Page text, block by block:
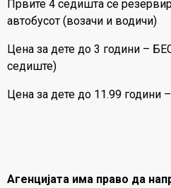
Првите 4 седишта се
автобусот (возачи и водичи)
Цена за дете до 3 години –
седиште)
Цена за дете до 11.99 години
Агенцијата има право да